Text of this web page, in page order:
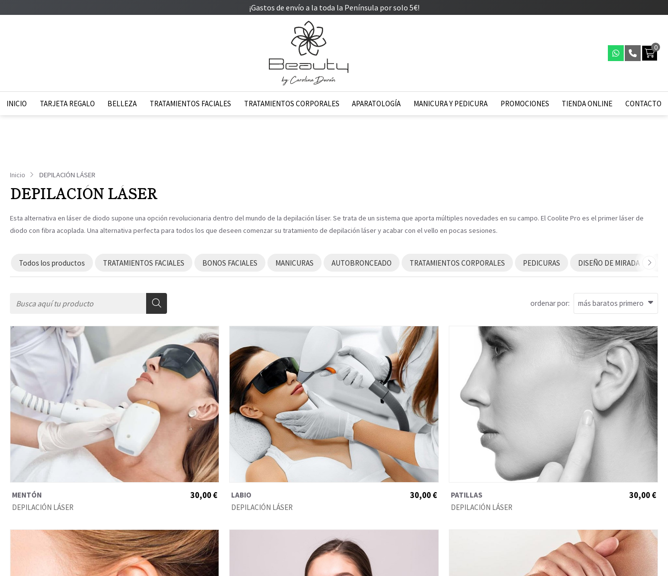
¡Gastos de envío a la toda la Península por solo 5€!
0
INICIO TARJETA REGALO BELLEZA TRATAMIENTOS FACIALES TRATAMIENTOS CORPORALES APARATOLOGÍA MANICURA Y PEDICURA PROMOCIONES TIENDA ONLINE CONTACTO
Inicio DEPILACIÓN LÁSER
DEPILACIÓN LÁSER
Esta alternativa en láser de diodo supone una opción revolucionaria dentro del mundo de la depilación láser. Se trata de un sistema que aporta múltiples novedades en su campo. El Coolite Pro es el primer láser de
diodo con fibra acoplada. Una alternativa perfecta para todos los que deseen comenzar su tratamiento de depilación láser y acabar con el vello en pocas sesiones.
Todos los productos TRATAMIENTOS FACIALES BONOS FACIALES MANICURAS AUTOBRONCEADO TRATAMIENTOS CORPORALES PEDICURAS DISEÑO DE MIRADA
ordenar por:
MENTÓN
DEPILACIÓN LÁSER
30,00 €
LABIO
DEPILACIÓN LÁSER
30,00 €
PATILLAS
DEPILACIÓN LÁSER
30,00 €